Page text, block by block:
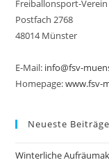
Freiballonsport-
Postfach 2768
48014 Münster
E-Mail: info@fsv-
Homepage:www.fsv-
Neueste Beiträge
Winterliche